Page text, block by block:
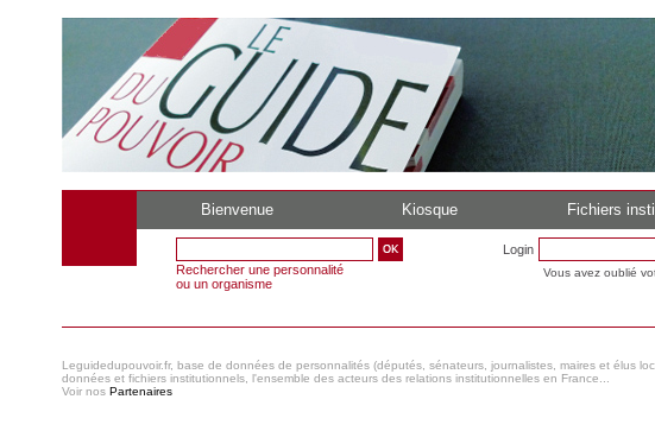
Bienvenue Kiosque Fichiers
Rechercher une personnalité
ou un organisme
Login
Vous avez oublié
Leguidedupouvoir.fr, base de données de personnalités (députés, sénateurs, journalistes, maires et élus
données et fichiers institutionnels, l'ensemble des acteurs des relations institutionnelles en France...
Voir nos Partenaires